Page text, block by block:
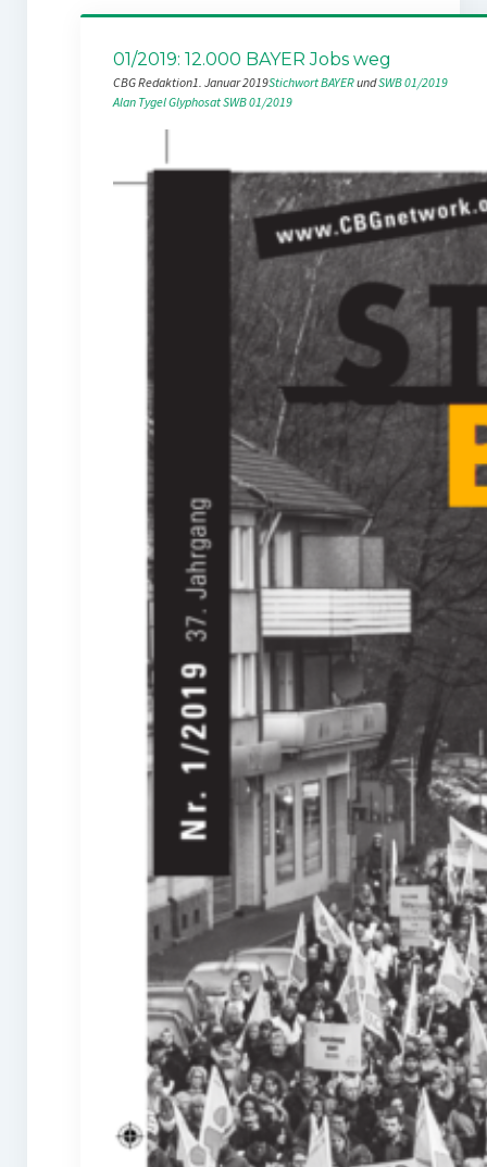
01/2019: 12.000 BAYER Jobs weg
CBG Redaktion1. Januar 2019Stichwort BAYER und SWB 01/2019
Alan TygelGlyphosatSWB 01/2019